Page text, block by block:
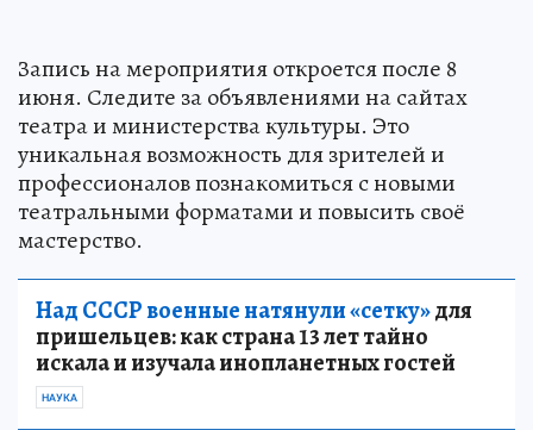
Запись на мероприятия откроется после 8
июня. Следите за объявлениями на сайтах
театра и министерства культуры. Это
уникальная возможность для зрителей и
профессионалов познакомиться с новыми
театральными форматами и повысить своё
мастерство.
Над СССР военные натянули «сетку»для
пришельцев: как страна 13 лет тайно
искала и изучала инопланетных гостей
НАУКА